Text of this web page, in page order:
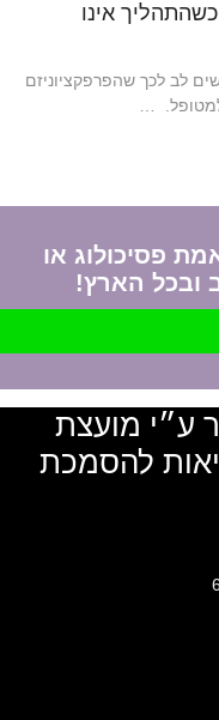
אינו
לב לכך שהפרפקציוניזם
…
פסיכולוג או
ובכל הארץ!
ע״י מועצת
להסמכת